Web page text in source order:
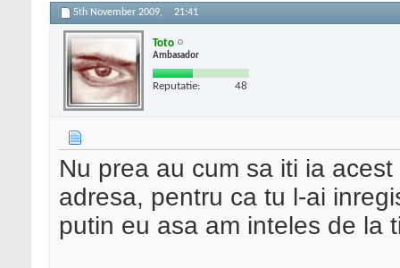
5th November 2009, 21:41
Toto
Ambasador
Reputatie: 48
Nu prea au cum sa iti ia
adresa, pentru ca tu l-ai
putin eu asa am inteles de la